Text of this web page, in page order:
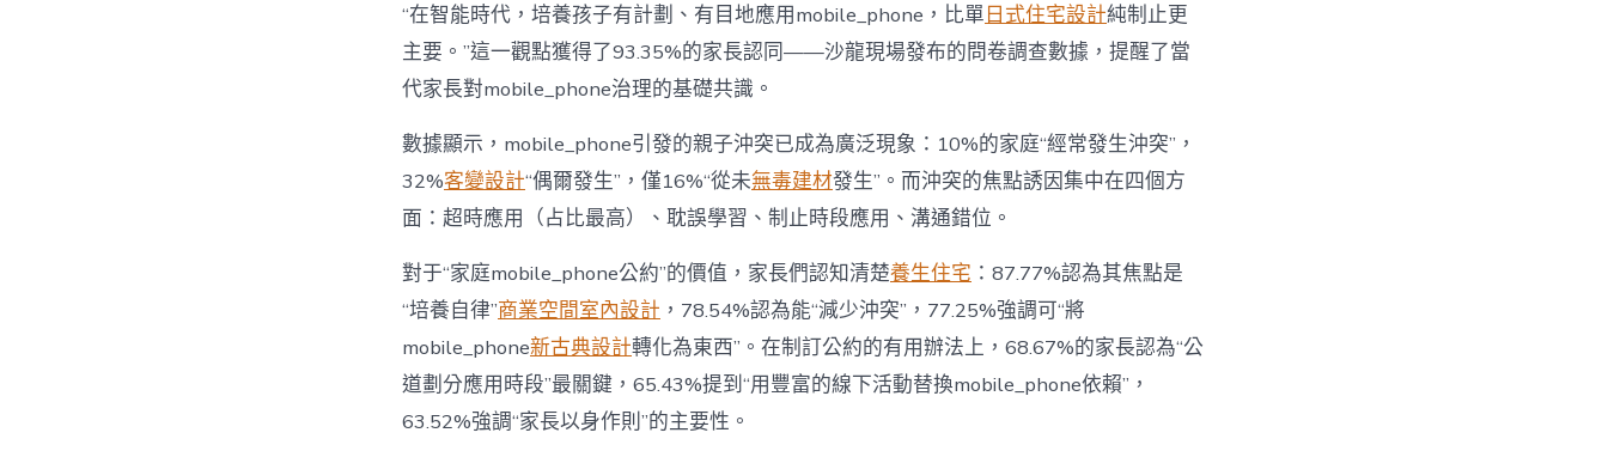
成
為
“成
西”，
而
非
“家
庭
戰
場”〉
中
“在智能時代，培養孩子有計劃、有目地應用mobile_phone，比單日式住宅設計純制止更
主要。”這一觀點獲得了93.35%的家長認同——沙龍現場發布的問卷調查數據，提醒了當
代家長對mobile_phone治理的基礎共識。
數據顯示，mobile_phone引發的親子沖突已成為廣泛現象：10%的家庭“經常發生沖突”，
32%客變設計“偶爾發生”，僅16%“從未無毒建材發生”。而沖突的焦點誘因集中在四個方
面：超時應用（占比最高）、耽誤學習、制止時段應用、溝通錯位。
對于“家庭mobile_phone公約”的價值，家長們認知清楚養生住宅 ：87.77%認為其焦點是
“培養自律”商業空間室內設計 ，78.54%認為能“減少沖突”，77.25%強調可“將
mobile_phone新古典設計轉化為東西”。在制訂公約的有用辦法上，68.67%的家長認為“公
道劃分應用時段”最關鍵，65.43%提到“用豐富的線下活動替換mobile_phone依賴”，
63.52%強調“家長以身作則”的主要性。